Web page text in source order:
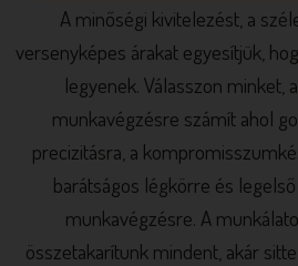
A minőségi kivitelezést, a
versenyképes árakat egyesítjük,
legyenek. Válasszon minket,
munkavégzésre számít ahol
precizitásra, a
barátságos légkörre és
munkavégzésre. A
összetakarítunk mindent, akár